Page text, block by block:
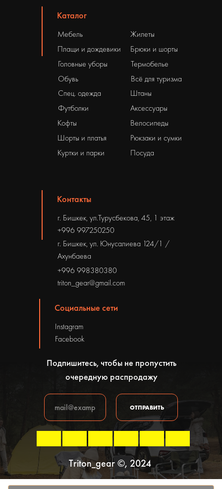
Подпишитесь, чтобы не пропустить
очередную распродажу
Triton_gear ©, 2024
Политика конфиденциальности
ОТПРАВИТЬ
Контакты
г. Бишкек, ул.Турусбекова, 45, 1 этаж
г. Бишкек, ул. Юнусалиева 124/1 /
Ахунбаева
+996 998380380
triton_gear@gmail.com
+996 997250250
Жилеты
Каталог
Плащи и дождевики
Головные уборы
Обувь
Штаны
Рюкзаки и сумки
Мебель
Брюки и шорты
Термобелье
Всё для туризма
Велосипеды
Аксессуары
Спец. одежда
Футболки
Куртки и парки
Кофты
Шорты и платья
Посуда
Социальные сети
Instagram
Facebook